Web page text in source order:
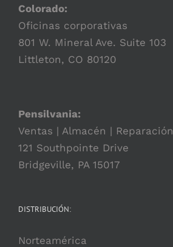
Colorado:
Oficinas corporativas
801 W. Mineral Ave. Suite 103
Littleton, CO 80120
Pensilvania:
Ventas | Almacén | Reparación
121 Southpointe Drive
Bridgeville, PA 15017
DISTRIBUCIÓN:
Norteamérica